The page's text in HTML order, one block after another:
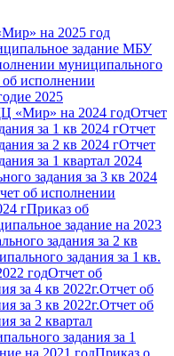
на 2025 год
задание МБУ
муниципального
исполнении
2025
«Мир» на 2024 годОтчет
за 1 кв 2024 гОтчет
за 2 кв 2024 гОтчет
за 1 квартал 2024
задания за 3 кв 2024
об исполнении
гПриказ об
задание на 2023
задания за 2 кв
задания за 1 кв.
годОтчет об
за 4 кв 2022г.Отчет об
за 3 кв 2022г.Отчет об
за 2 квартал
задания за 1
на 2021 годПриказ о